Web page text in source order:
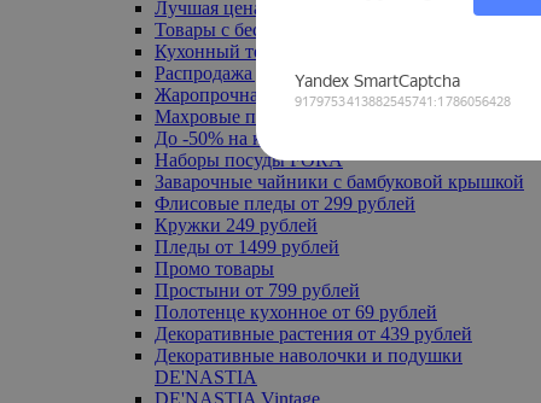
Лучшая цена
Товары с бесплатной доставкой
Кухонный текстиль
Распродажа до -50%
Жаропрочная посуда
Махровые полотенца
До -50% на ковры
Наборы посуды FORA
Заварочные чайники с бамбуковой крышкой
Флисовые пледы от 299 рублей
Кружки 249 рублей
Пледы от 1499 рублей
Промо товары
Простыни от 799 рублей
Полотенце кухонное от 69 рублей
Декоративные растения от 439 рублей
Декоративные наволочки и подушки
DE'NASTIA
DE'NASTIA Vintage